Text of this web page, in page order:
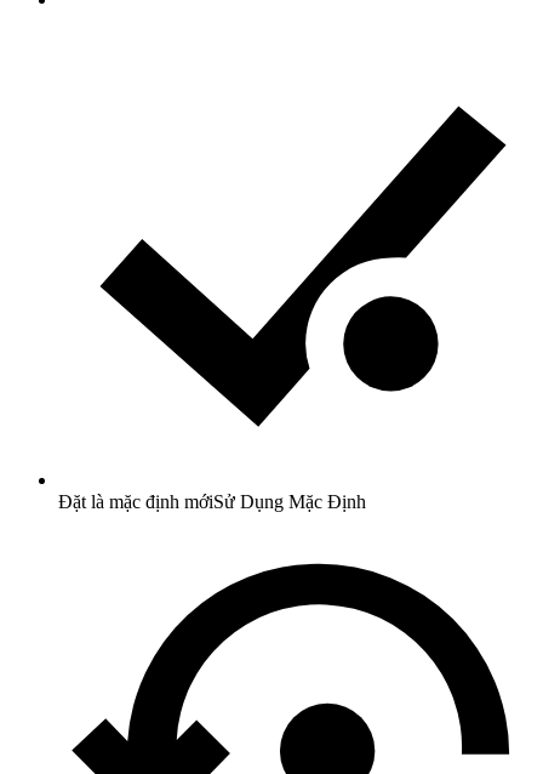
Đặt là mặc định mớiSử Dụng Mặc Định